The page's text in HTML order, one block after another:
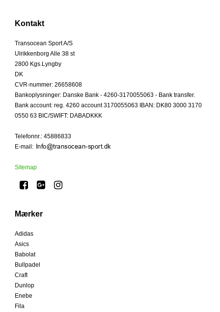
Kontakt
Transocean Sport A/S
Ulrikkenborg Alle 38 st
2800 Kgs.Lyngby
DK
CVR-nummer: 26658608
Bankoplysninger: Danske Bank - 4260-3170055063 - Bank transfer.
Bank account: reg. 4260 account 3170055063 IBAN: DK80 3000 3170
0550 63 BIC/SWIFT: DABADKKK
Telefonnr.: 45886833
E-mail:
Sitemap
Mærker
Adidas
Asics
Babolat
Bullpadel
Craft
Dunlop
Enebe
Fila